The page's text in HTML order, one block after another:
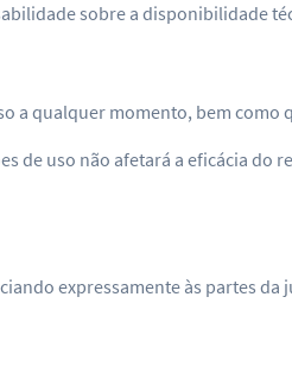
sobre a disponibilidade
a qualquer momento, bem
de uso não afetará a eficácia do
expressamente às partes